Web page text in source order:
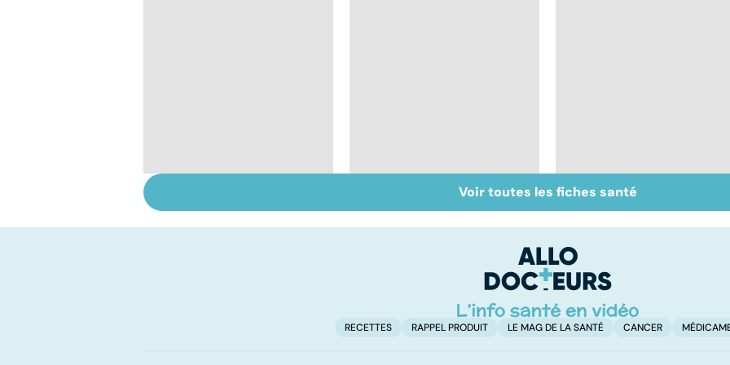
pour la vie
Cancer du sein :
toutes concernées !
Tout savoir sur les
infections
Voir toutes les fiches santé
RECETTES RAPPEL PRODUIT LE MAG DE LA SANTÉ CANCER